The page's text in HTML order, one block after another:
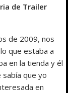
de Trailer
de 2009, nos
que estaba a
en la tienda y él
que yo
en